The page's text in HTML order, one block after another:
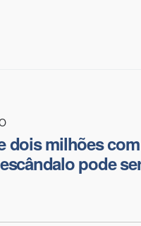
dois milhões
pode